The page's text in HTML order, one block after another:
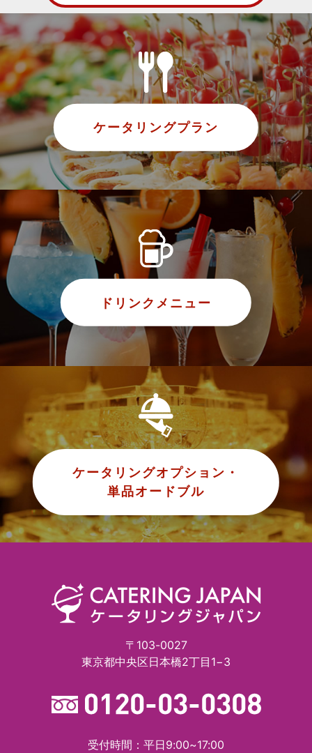
ケータリングプラン
ドリンクメニュー
ケータリングオプション・
単品オードブル
〒103-0027
東京都中央区日本橋2丁目1−3
受付時間：平日9:00~17:00